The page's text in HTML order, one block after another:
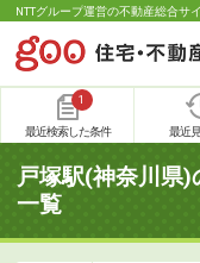
NTTグループ運営の不動産総合サ
1
最近検索した条件 最近
戸塚駅(神奈川県
一覧